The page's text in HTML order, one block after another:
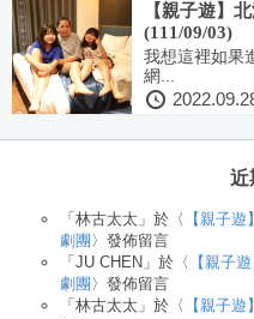
【親子遊】
(111/09/03)
我想這裡如果
網...
近
「 林古太太 」於〈
【親子
劇團 〉發佈留言
「 JU CHEN 」於〈
【親子
劇團 〉發佈留言
「 林古太太 」於〈 【親子